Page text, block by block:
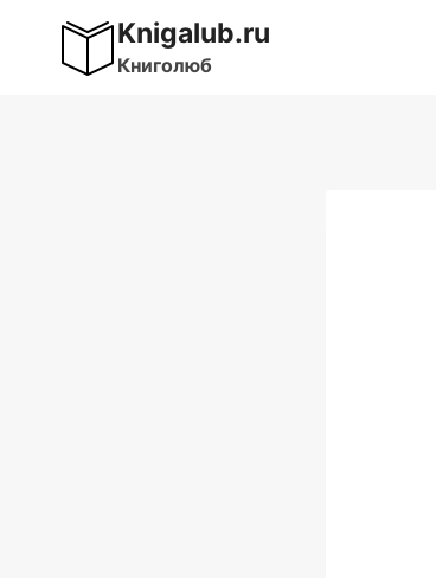
содержимому
Knigalub.ru
Книголюб